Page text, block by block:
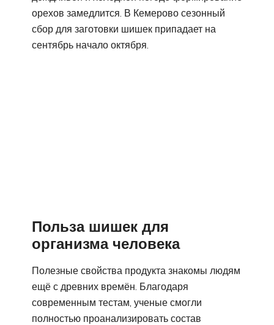
орехов замедлится. В Кемерово сезонный
сбор для заготовки шишек припадает на
сентябрь начало октября.
Польза шишек для
организма человека
Полезные свойства продукта знакомы людям
ещё с древних времён. Благодаря
современным тестам, ученые смогли
полностью проанализировать состав